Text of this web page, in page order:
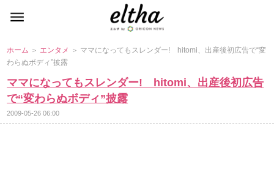
ホーム ＞ エンタメ ＞ ママになってもスレンダー! hitomi、出産後初広告で“変
わらぬボディ”披露
ママになってもスレンダー! hitomi、出産後初広告
で“変わらぬボディ”披露
2009-05-26 06:00